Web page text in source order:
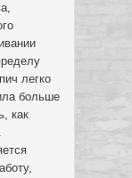
легко
больше
как